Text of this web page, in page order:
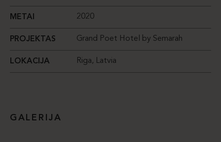
METAI 2020
PROJEKTAS Grand Poet Hotel by Semarah
LOKACIJA Riga, Latvia
GALERIJA